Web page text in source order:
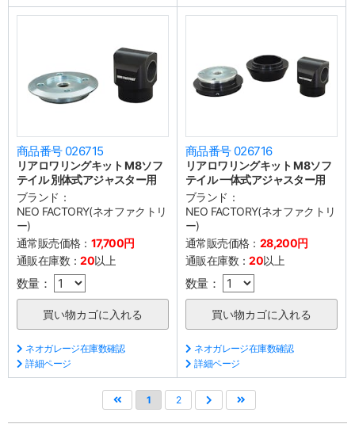
商品番号 026715
リアロワリングキット M8ソフ
テイル 別体式アジャスター用
ブランド：
NEO FACTORY(ネオファクトリ
ー)
通常販売価格： 17,700円
通販在庫数：20以上
数量：
ネオガレージ在庫数確認
詳細ページ
商品番号 026716
リアロワリングキット M8ソフ
テイル 一体式アジャスター用
ブランド：
NEO FACTORY(ネオファクトリ
ー)
通常販売価格： 28,200円
通販在庫数：20以上
数量：
ネオガレージ在庫数確認
詳細ページ
1 2